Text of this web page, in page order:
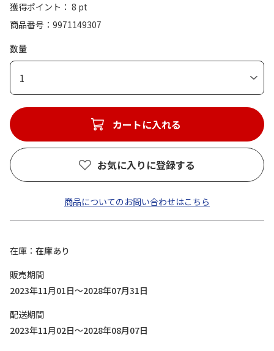
獲得ポイント： 8 pt
商品番号
9971149307
数量
1
カートに入れる
お気に入りに登録する
商品についてのお問い合わせはこちら
在庫
在庫あり
販売期間
2023年11月01日～2028年07月31日
配送期間
2023年11月02日～2028年08月07日